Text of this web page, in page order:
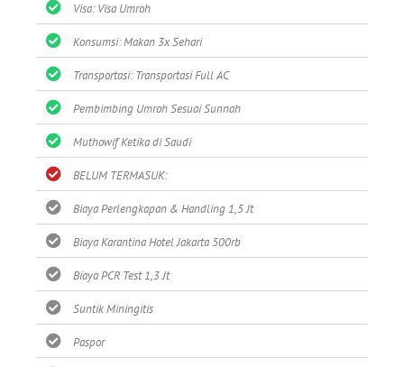
Visa: Visa Umroh
Konsumsi: Makan 3x Sehari
Transportasi: Transportasi Full AC
Pembimbing Umroh Sesuai Sunnah
Muthowif Ketika di Saudi
BELUM TERMASUK:
Biaya Perlengkapan & Handling 1,5 Jt
Biaya Karantina Hotel Jakarta 500rb
Biaya PCR Test 1,3 Jt
Suntik Miningitis
Paspor